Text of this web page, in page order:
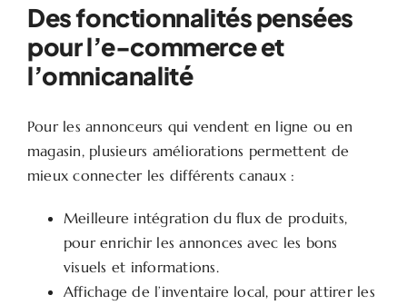
Des fonctionnalités pensées
pour l’e-commerce et
l’omnicanalité
Pour les annonceurs qui vendent en ligne ou en
magasin, plusieurs améliorations permettent de
mieux connecter les différents canaux :
Meilleure intégration du flux de produits,
pour enrichir les annonces avec les bons
visuels et informations.
Affichage de l’inventaire local, pour attirer les